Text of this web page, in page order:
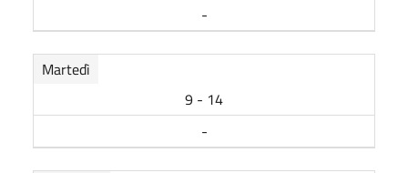
-
Martedì
9 - 14
-